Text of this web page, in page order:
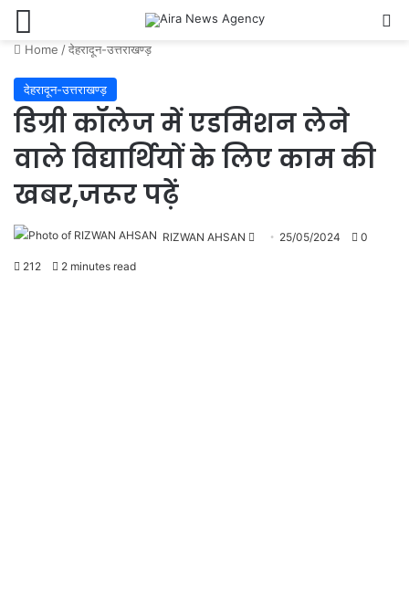
Home /देहरादून-उत्तराखण्ड़
देहरादून-उत्तराखण्ड़
डिग्री कॉलेज में एडमिशन लेने
वाले विद्यार्थियों के लिए काम की
खबर,जरूर पढ़ें
RIZWAN AHSAN
Send 25/05/2024 0
212 2 minutes read